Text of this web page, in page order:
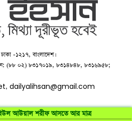
আউয়াল শরীফ আসতে আর মাত্র
-১২১৭, বাংলাদেশ।
(৮৮ ০২) ৮৩১৭০১৯, ৮৩১৪৮৪৮, ৮৩১৬৯৫৮;
,dailyalihsan@gmail.com